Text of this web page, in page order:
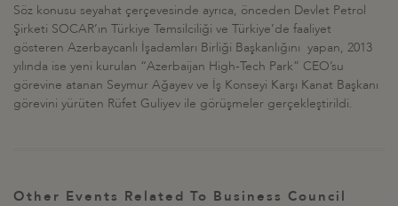
Söz konusu seyahat çerçevesinde ayrıca, önceden Devlet Petrol
Şirketi SOCAR’ın Türkiye Temsilciliği ve Türkiye’de faaliyet
gösteren Azerbaycanlı İşadamları Birliği Başkanlığını yapan, 2013
yılında ise yeni kurulan “Azerbaijan High-Tech Park” CEO’su
görevine atanan Seymur Ağayev ve İş Konseyi Karşı Kanat Başkanı
görevini yürüten Rüfet Guliyev ile görüşmeler gerçekleştirildi.
Other Events Related To Business Council